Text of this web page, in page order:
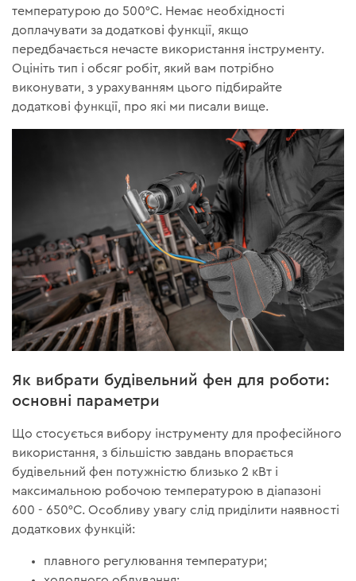
температурою до 500°C. Немає необхідності
доплачувати за додаткові функції, якщо
передбачається нечасте використання інструменту.
Оцініть тип і обсяг робіт, який вам потрібно
виконувати, з урахуванням цього підбирайте
додаткові функції, про які ми писали вище.
Як вибрати будівельний фен для роботи:
основні параметри
Що стосується вибору інструменту для професійного
використання, з більшістю завдань впорається
будівельний фен потужністю близько 2 кВт і
максимальною робочою температурою в діапазоні
600 - 650°C. Особливу увагу слід приділити наявності
додаткових функцій:
плавного регулювання температури;